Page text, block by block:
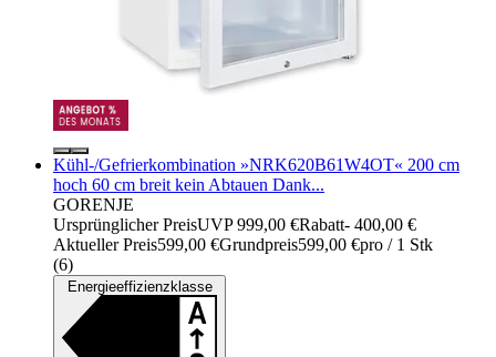
Kühl-/Gefrierkombination »NRK620B61W4OT« 200 cm
hoch 60 cm breit kein Abtauen Dank...
GORENJE
Ursprünglicher PreisUVP 999,00 €Rabatt- 400,00 €
Aktueller Preis599,00 €Grundpreis599,00 €pro / 1 Stk
(6)
Energieeffizienzklasse